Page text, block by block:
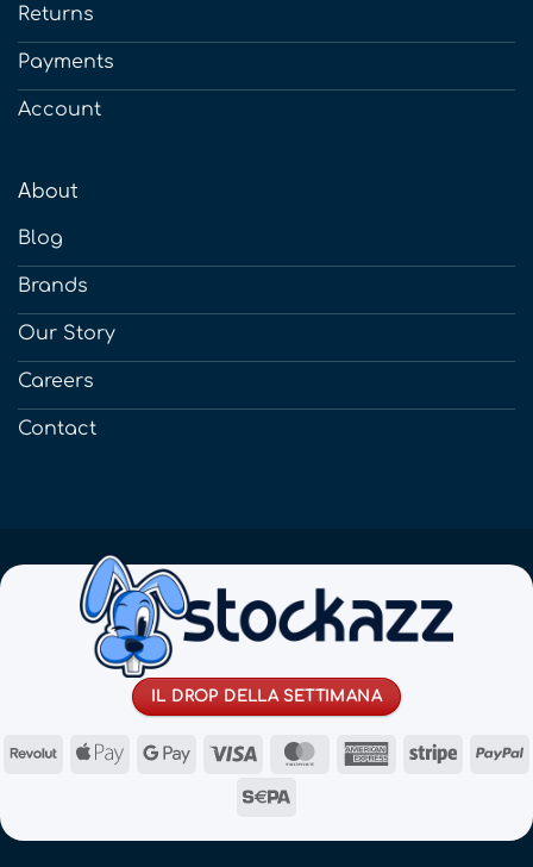
Returns
Payments
Account
About
Blog
Brands
Our Story
Careers
Contact
IL DROP DELLA SETTIMANA
RevolutApple GoogleVisa MasterCardAmericanStripe